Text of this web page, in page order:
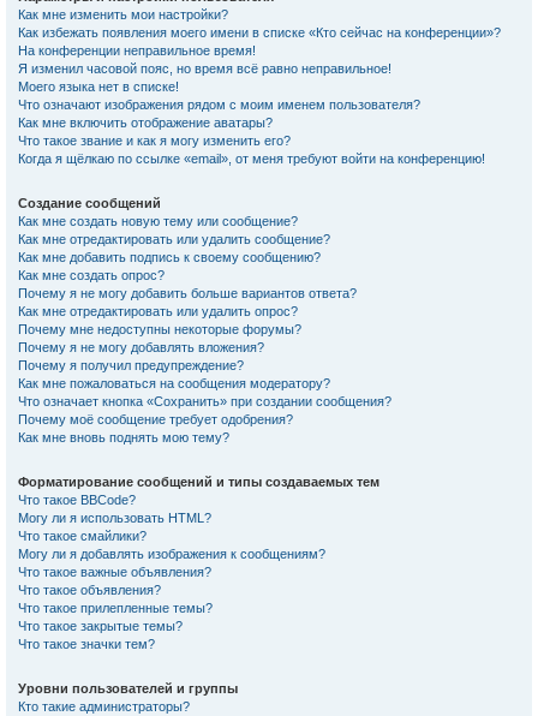
Как мне изменить мои настройки?
Как избежать появления моего имени в списке «Кто сейчас на конференции»?
На конференции неправильное время!
Я изменил часовой пояс, но время всё равно неправильное!
Моего языка нет в списке!
Что означают изображения рядом с моим именем пользователя?
Как мне включить отображение аватары?
Что такое звание и как я могу изменить его?
Когда я щёлкаю по ссылке «email», от меня требуют войти на конференцию!
Создание сообщений
Как мне создать новую тему или сообщение?
Как мне отредактировать или удалить сообщение?
Как мне добавить подпись к своему сообщению?
Как мне создать опрос?
Почему я не могу добавить больше вариантов ответа?
Как мне отредактировать или удалить опрос?
Почему мне недоступны некоторые форумы?
Почему я не могу добавлять вложения?
Почему я получил предупреждение?
Как мне пожаловаться на сообщения модератору?
Что означает кнопка «Сохранить» при создании сообщения?
Почему моё сообщение требует одобрения?
Как мне вновь поднять мою тему?
Форматирование сообщений и типы создаваемых тем
Что такое BBCode?
Могу ли я использовать HTML?
Что такое смайлики?
Могу ли я добавлять изображения к сообщениям?
Что такое важные объявления?
Что такое объявления?
Что такое прилепленные темы?
Что такое закрытые темы?
Что такое значки тем?
Уровни пользователей и группы
Кто такие администраторы?